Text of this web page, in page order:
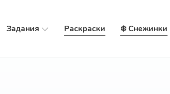
Задания Раскраски ❄️ Снежинки